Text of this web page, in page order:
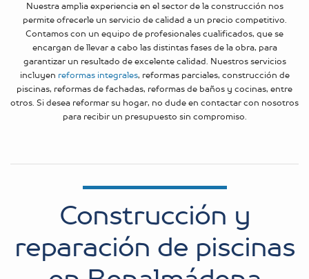
Nuestra amplia experiencia en el sector de la construcción nos
permite ofrecerle un servicio de calidad a un precio competitivo.
Contamos con un equipo de profesionales cualificados, que se
encargan de llevar a cabo las distintas fases de la obra, para
garantizar un resultado de excelente calidad. Nuestros servicios
incluyen reformas integrales, reformas parciales, construcción de
piscinas, reformas de fachadas, reformas de baños y cocinas, entre
otros. Si desea reformar su hogar, no dude en contactar con nosotros
para recibir un presupuesto sin compromiso.
Construcción y
reparación de piscinas